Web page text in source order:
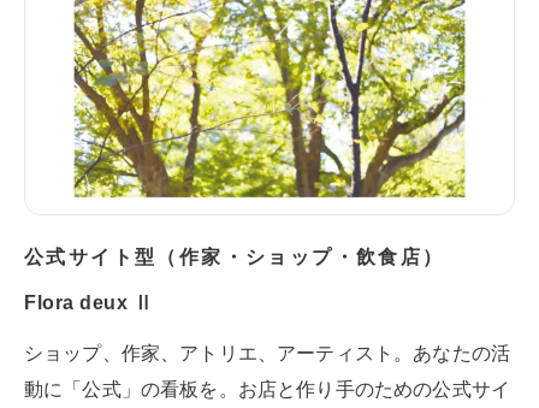
公式サイト型（作家・ショップ・飲食店）
Flora deux Ⅱ
ショップ、作家、アトリエ、アーティスト。あなたの活
動に「公式」の看板を。お店と作り手のための公式サイ